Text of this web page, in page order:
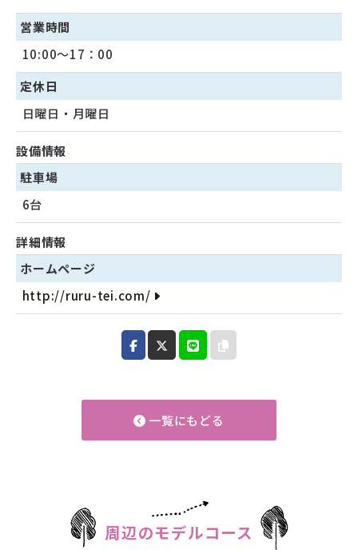
営業時間
10:00～17：00
定休日
日曜日・月曜日
設備情報
駐車場
6台
詳細情報
ホームページ
http://ruru-tei.com/
一覧にもどる
周辺のモデルコース